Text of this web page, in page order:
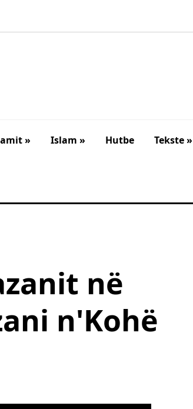
» Islam » Hutbe Tekste »
në
n'Kohë